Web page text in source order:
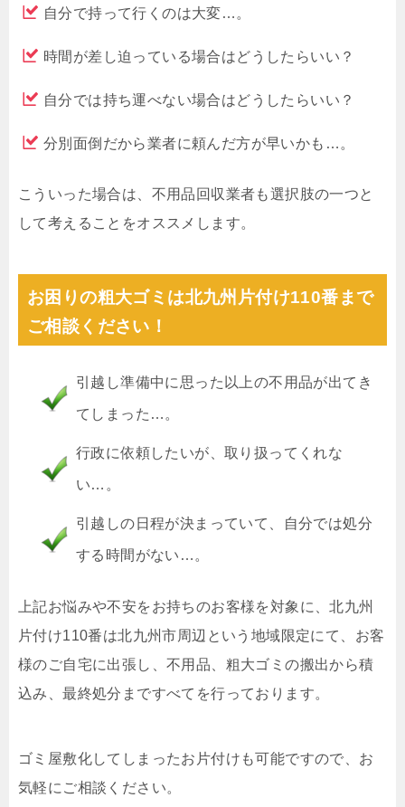
自分で持って行くのは大変…。
時間が差し迫っている場合はどうしたらいい？
自分では持ち運べない場合はどうしたらいい？
分別面倒だから業者に頼んだ方が早いかも…。
こういった場合は、不用品回収業者も選択肢の一つと
して考えることをオススメします。
お困りの粗大ゴミは北九州片付け110番まで
ご相談ください！
引越し準備中に思った以上の不用品が出てき
てしまった…。
行政に依頼したいが、取り扱ってくれな
い…。
引越しの日程が決まっていて、自分では処分
する時間がない…。
上記お悩みや不安をお持ちのお客様を対象に、北九州
片付け110番は北九州市周辺という地域限定にて、お客
様のご自宅に出張し、不用品、粗大ゴミの搬出から積
込み、最終処分まですべてを行っております。
ゴミ屋敷化してしまったお片付けも可能ですので、お
気軽にご相談ください。